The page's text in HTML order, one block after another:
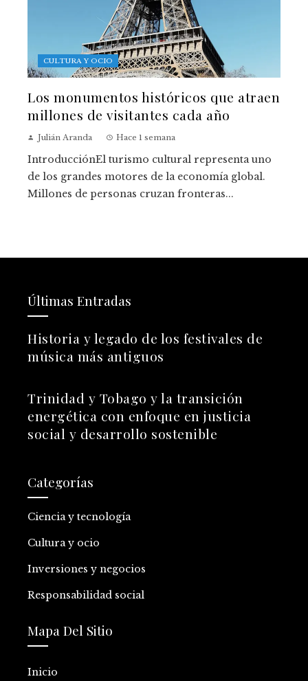
CULTURA Y OCIO
Los monumentos históricos que atraen
millones de visitantes cada año
Julián Aranda Hace 1 semana
IntroducciónEl turismo cultural representa uno
de los grandes motores de la economía global.
Millones de personas cruzan fronteras...
Últimas Entradas
Historia y legado de los festivales de
música más antiguos
Trinidad y Tobago y la transición
energética con enfoque en justicia
social y desarrollo sostenible
Categorías
Ciencia y tecnología
Cultura y ocio
Inversiones y negocios
Responsabilidad social
Mapa Del Sitio
Inicio